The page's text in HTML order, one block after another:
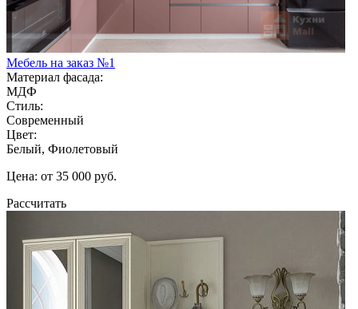
Мебель на заказ №1
Материал фасада:
МДФ
Стиль:
Современный
Цвет:
Белый, Фиолетовый
Цена: от 35 000 руб.
Рассчитать